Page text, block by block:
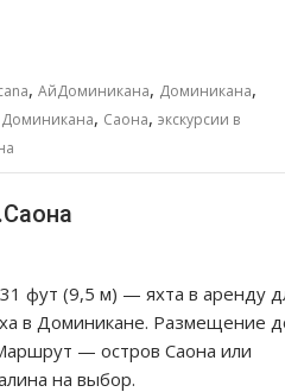
, АйДоминикана, Доминикана,
Доминикана, Саона, экскурсии в
фут (9,5 м) — яхта в аренду
в Доминикане. Размещение
— остров Саона или
на выбор.